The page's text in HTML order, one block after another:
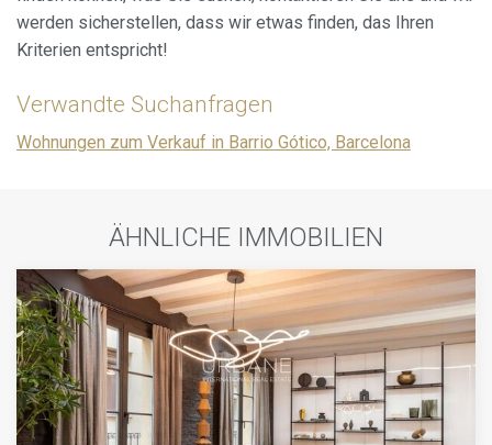
werden sicherstellen, dass wir etwas finden, das Ihren
Kriterien entspricht!
Verwandte Suchanfragen
Wohnungen zum Verkauf in Barrio Gótico, Barcelona
ÄHNLICHE IMMOBILIEN